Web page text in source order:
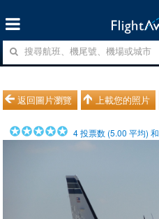
返回圖片瀏覽 上載您的照片
4投票数 (5.00 平均) 和